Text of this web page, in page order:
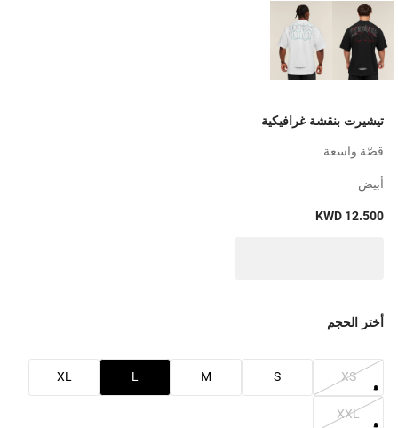
تيشيرت بنقشة غرافيكية
قصّة واسعة
أبيض
KWD 12.500
أختر الحجم
XS
S
M
L
XL
XXL